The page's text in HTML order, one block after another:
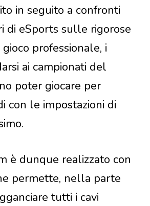
in seguito a confronti
di eSports sulle rigorose
professionale, i
ai campionati del
poter giocare per
con le impostazioni di
è dunque realizzato con
permette, nella parte
tutti i cavi